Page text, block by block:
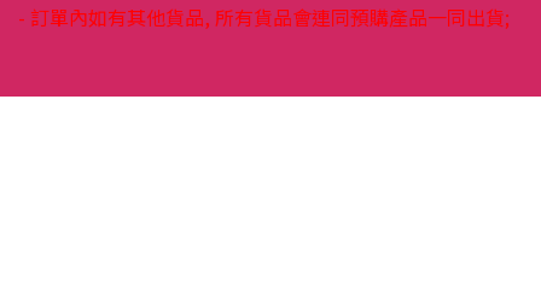
- 訂單內如有其他貨品, 所有貨品會連同預購產品一同出貨;